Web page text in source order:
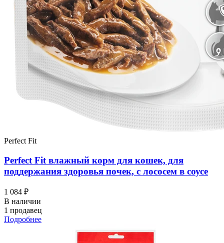
Perfect Fit
Perfect Fit влажный корм для кошек, для
поддержания здоровья почек, с лососем в соусе
1 084 ₽
В наличии
1 продавец
Подробнее